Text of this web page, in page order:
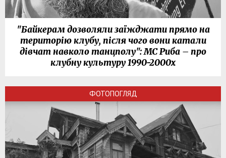
"Байкерам дозволяли заїжджати прямо на
територію клубу, після чого вони катали
дівчат навколо танцполу": МС Риба – про
клубну культуру 1990-2000х
ФОТОПОГЛЯД